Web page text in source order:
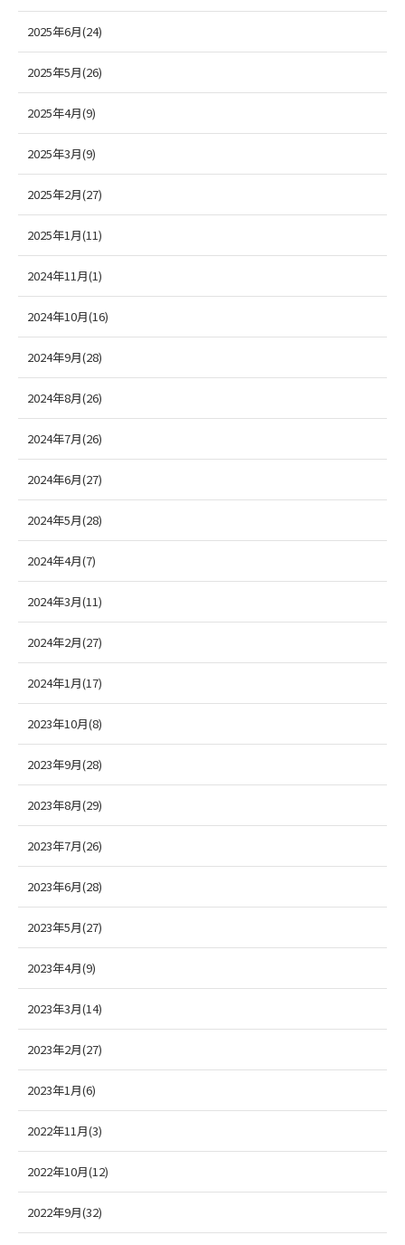
2025年6月(24)
2025年5月(26)
2025年4月(9)
2025年3月(9)
2025年2月(27)
2025年1月(11)
2024年11月(1)
2024年10月(16)
2024年9月(28)
2024年8月(26)
2024年7月(26)
2024年6月(27)
2024年5月(28)
2024年4月(7)
2024年3月(11)
2024年2月(27)
2024年1月(17)
2023年10月(8)
2023年9月(28)
2023年8月(29)
2023年7月(26)
2023年6月(28)
2023年5月(27)
2023年4月(9)
2023年3月(14)
2023年2月(27)
2023年1月(6)
2022年11月(3)
2022年10月(12)
2022年9月(32)